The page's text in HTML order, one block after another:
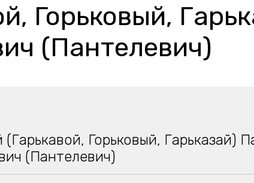
Горьковый,
(Пантелевич)
(Гарькавой, Горьковый, Гарьказай)
(Пантелевич)